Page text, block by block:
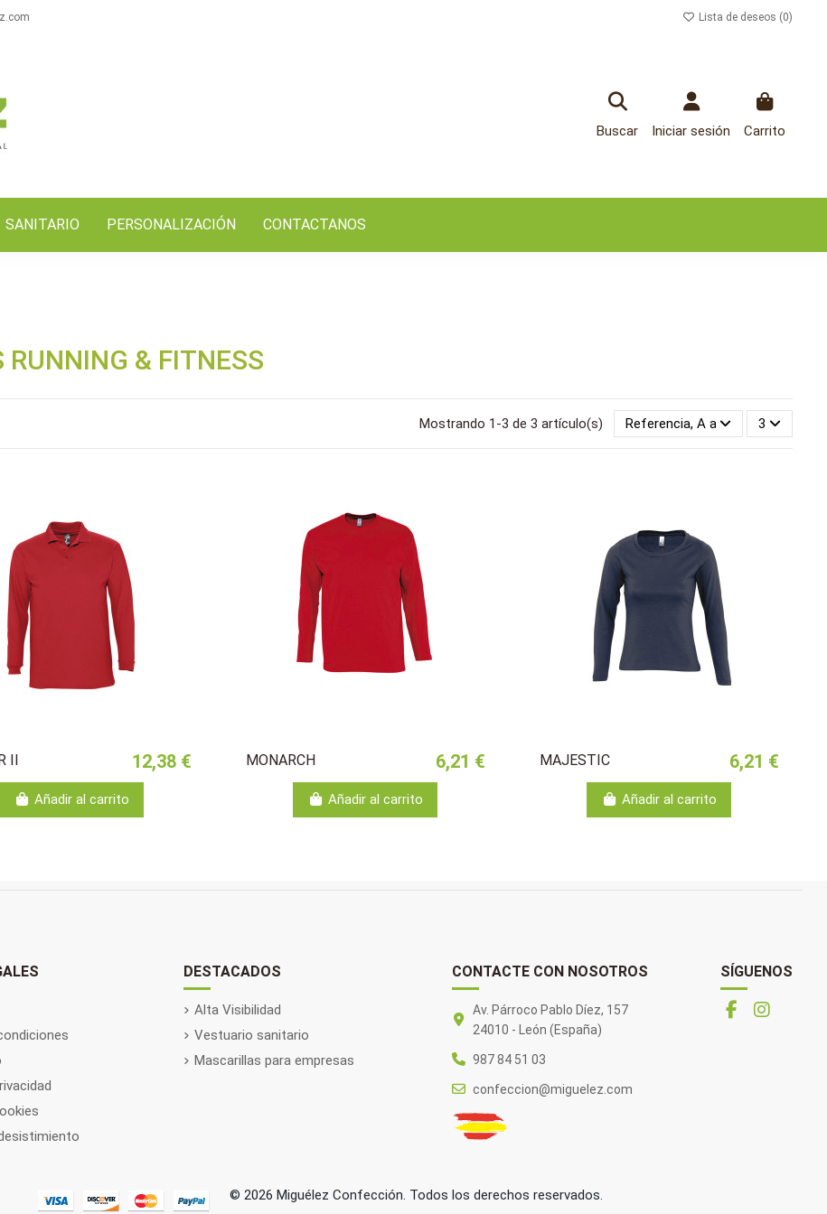
Lista de deseos (0)
Buscar Iniciar sesión Carrito
SANITARIO PERSONALIZACIÓN CONTACTANOS
RUNNING & FITNESS
Mostrando 1-3 de 3 artículo(s) Referencia, A a la Z 3
II 12,38 €
Añadir al carrito
MONARCH 6,21 €
Añadir al carrito
MAJESTIC 6,21 €
Añadir al carrito
DESTACADOS
Alta Visibilidad
Vestuario sanitario
Mascarillas para empresas
CONTACTE CON NOSOTROS
Av. Párroco Pablo Díez, 157
24010 - León (España)
987 84 51 03
confeccion@miguelez.com
SÍGUENOS
©2026 Miguélez Confección. Todos los derechos reservados.